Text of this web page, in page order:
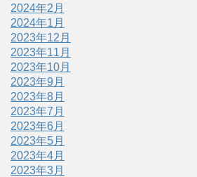
2024年2月
2024年1月
2023年12月
2023年11月
2023年10月
2023年9月
2023年8月
2023年7月
2023年6月
2023年5月
2023年4月
2023年3月